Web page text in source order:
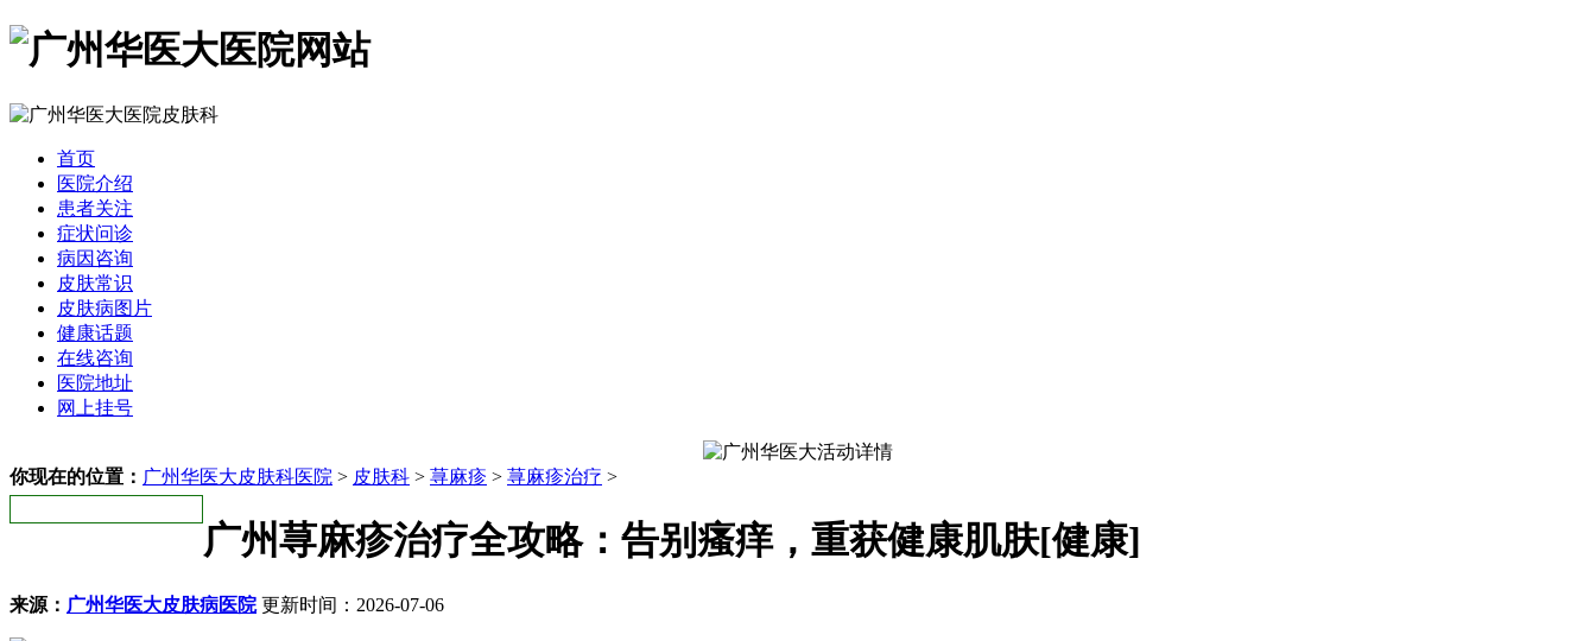
首页
医院介绍
患者关注
症状问诊
病因咨询
皮肤常识
皮肤病图片
健康话题
在线咨询
医院地址
网上挂号
你现在的位置： 广州华医大皮肤科医院 > 皮肤科 > 荨麻疹 > 荨麻疹治疗 >
广州荨麻疹治疗全攻略：告别瘙痒，重获健康肌肤[健康]
来源： 广州华医大皮肤病医院更新时间：2026-07-06